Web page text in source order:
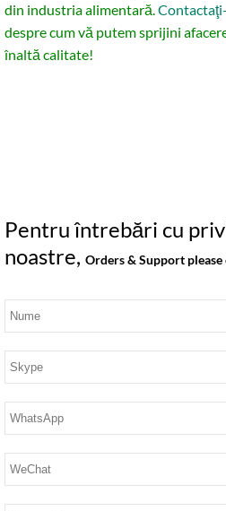
din industria alimentară.
despre cum vă putem sprijini
înaltă calitate!
Pentru întrebări cu
noastre, Orders & Support please